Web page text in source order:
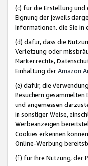
(c) für die Erstellung und
Eignung der jeweils
Informationen, die Sie in
(d) dafür, dass die
Verletzung oder
Markenrechte,
Einhaltung derAmazon
(e) dafür, die
Besuchern
und angemessen
in sonstiger Weise,
Werbeanzeigen
Cookies erkennen
Online-Werbung
(f) für Ihre Nutzung, der